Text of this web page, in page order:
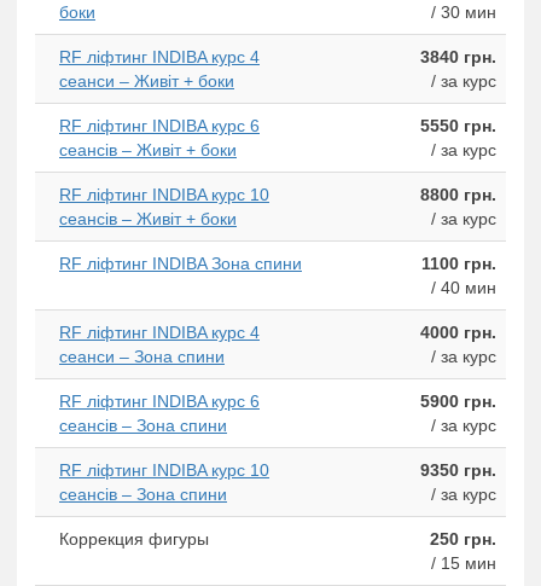
боки
/ 30 мин
RF ліфтинг INDIBA курс 4
сеанси – Живіт + боки
3840 грн.
/ за курс
RF ліфтинг INDIBA курс 6
сеансів – Живіт + боки
5550 грн.
/ за курс
RF ліфтинг INDIBA курс 10
сеансів – Живіт + боки
8800 грн.
/ за курс
RF ліфтинг INDIBA Зона спини
1100 грн.
/ 40 мин
RF ліфтинг INDIBA курс 4
сеанси – Зона спини
4000 грн.
/ за курс
RF ліфтинг INDIBA курс 6
сеансів – Зона спини
5900 грн.
/ за курс
RF ліфтинг INDIBA курс 10
сеансів – Зона спини
9350 грн.
/ за курс
Коррекция фигуры
250 грн.
/ 15 мин